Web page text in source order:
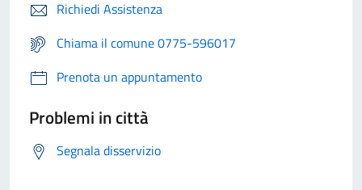
Richiedi Assistenza
Chiama il comune 0775-596017
Prenota un appuntamento
Problemi in città
Segnala disservizio